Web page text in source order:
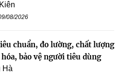
08/2026
chuẩn, đo lường, chất lượng
bảo vệ người tiêu dùng
Hà